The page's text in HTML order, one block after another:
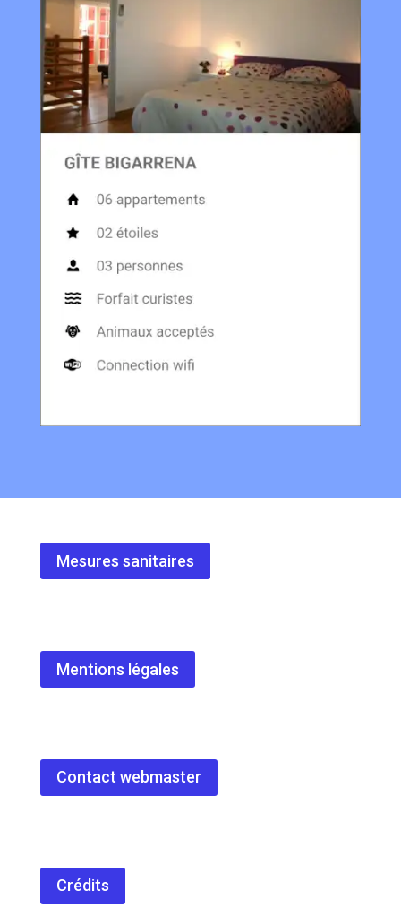
Mesures sanitaires
Mentions légales
Contact webmaster
Crédits